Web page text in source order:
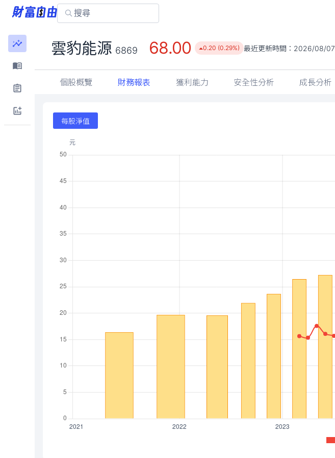
雲豹能源 6869 68.00 0.20 (0.29%) 最近更新時間： 2026/08/
個股概覽 財務報表 獲利能力 安全性分析 成長分析
每股淨值